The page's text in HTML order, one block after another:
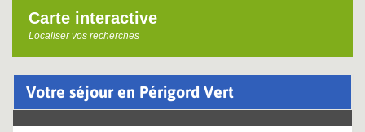
Carte interactive
Localiser vos recherches
Votre séjour en Périgord Vert